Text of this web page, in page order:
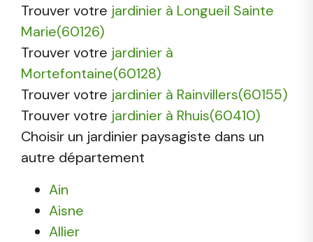
Trouver votre jardinier à Longueil Sainte
Marie(60126)
Trouver votre jardinier à
Mortefontaine(60128)
Trouver votre jardinier à Rainvillers(60155)
Trouver votre jardinier à Rhuis(60410)
Choisir un jardinier paysagiste dans un
autre département
Ain
Aisne
Allier